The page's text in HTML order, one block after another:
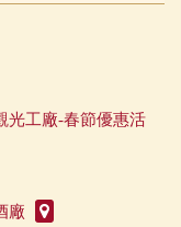
光工廠-春節優惠活
廠